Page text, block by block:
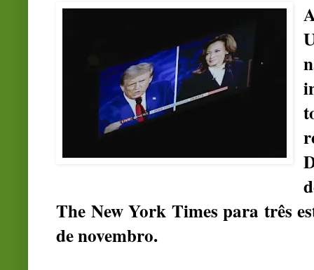
The New York Times para três
de novembro.